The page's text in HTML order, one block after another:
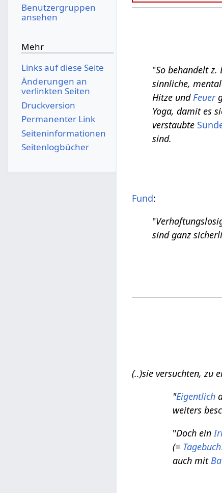
"So behandelt z.
sinnliche,
Hitze und Feuer
Yoga, damit es
verstaubte
sind.
Fund:
"
sind ganz
(..)sie versuchten, zu
"Eigentlich
weiters
"Doch ein
(= Tagebuch
auch mit
Benutzergruppen
ansehen
Mehr
Links auf diese Seite
Änderungen an
verlinkten Seiten
Druckversion
Permanenter Link
Seiten­­informationen
Seitenlogbücher